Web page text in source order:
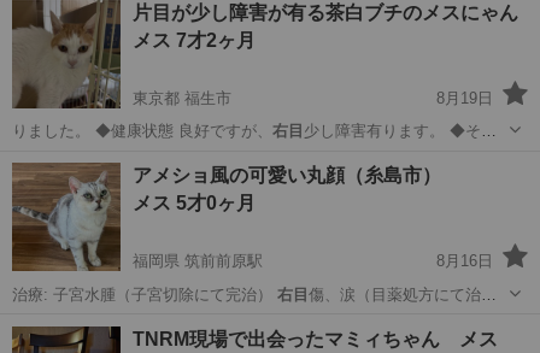
片目が少し障害が有る茶白ブチのメスにゃん
メス 7才2ヶ月
東京都 福生市
8月19日
りました。 ◆健康状態 良好ですが、 右目 少し障害有ります。 ◆その
東京 福生市 障害
アメショ風の可愛い丸顔（糸島市）
メス 5才0ヶ月
福岡県 筑前前原駅
8月16日
治療: 子宮水腫（子宮切除にて完治） 右目 傷、涙（目薬処方にて治
福岡 糸島市 筑前前原駅 猫
TNRM現場で出会ったマミィちゃん メス